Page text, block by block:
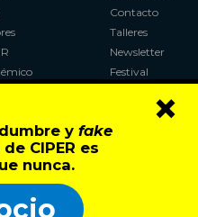
y fake
CIPER es
nunca.
×
Contacto
Talleres
Newsletter
Festival